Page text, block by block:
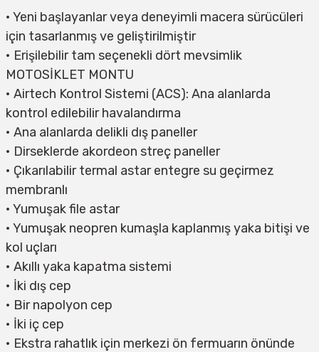
• Yeni başlayanlar veya deneyimli macera sürücüleri
için tasarlanmış ve geliştirilmiştir
• Erişilebilir tam seçenekli dört mevsimlik
MOTOSİKLET MONTU
• Airtech Kontrol Sistemi (ACS): Ana alanlarda
kontrol edilebilir havalandırma
• Ana alanlarda delikli dış paneller
• Dirseklerde akordeon streç paneller
• Çıkarılabilir termal astar entegre su geçirmez
membranlı
• Yumuşak file astar
• Yumuşak neopren kumaşla kaplanmış yaka bitişi ve
kol uçları
• Akıllı yaka kapatma sistemi
• İki dış cep
• Bir napolyon cep
• İki iç cep
• Ekstra rahatlık için merkezi ön fermuarın önünde